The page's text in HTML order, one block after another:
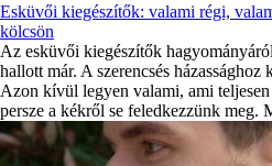
Esküvői kiegészítők: valami régi,
kölcsön
Az esküvői kiegészítők
hallott már. A szerencsés
Azon kívül legyen valami, ami
persze a kékről se feledkezzünk meg.